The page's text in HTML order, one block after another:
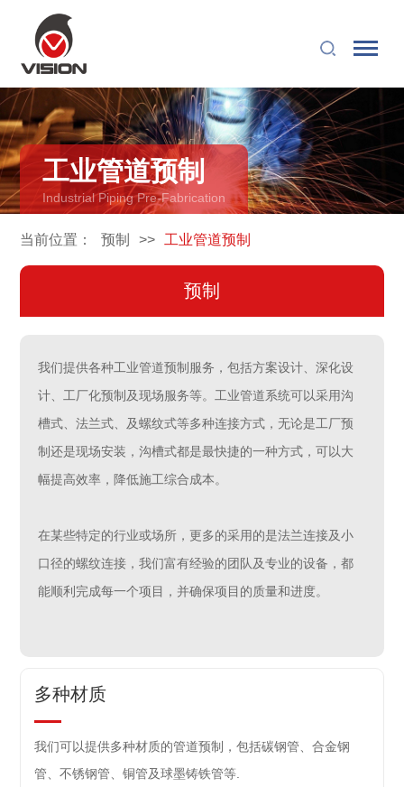
工业管道预制
Industrial Piping Pre-Fabrication
当前位置： 预制 >> 工业管道预制
预制
我们提供各种工业管道预制服务，包括方案设计、深化设
计、工厂化预制及现场服务等。工业管道系统可以采用沟
槽式、法兰式、及螺纹式等多种连接方式，无论是工厂预
制还是现场安装，沟槽式都是最快捷的一种方式，可以大
幅提高效率，降低施工综合成本。
在某些特定的行业或场所，更多的采用的是法兰连接及小
口径的螺纹连接，我们富有经验的团队及专业的设备，都
能顺利完成每一个项目，并确保项目的质量和进度。
多种材质
我们可以提供多种材质的管道预制，包括碳钢管、合金钢
管、不锈钢管、铜管及球墨铸铁管等.